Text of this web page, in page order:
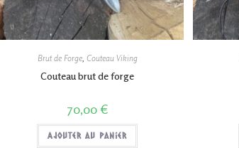
Brut de Forge, Couteau Viking
Couteau brut de forge
70,00€
Ajouter au panier